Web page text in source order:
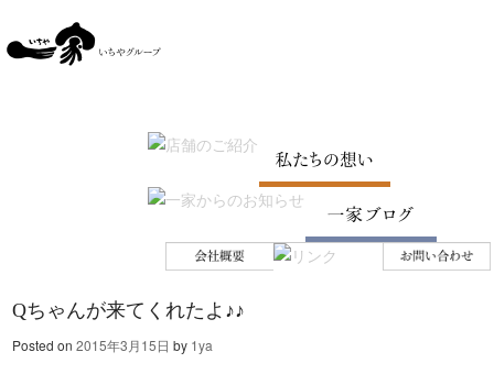
Menu
SKIP TO CONTENT
Qちゃんが来てくれたよ♪♪
Posted on2015年3月15日 by 1ya